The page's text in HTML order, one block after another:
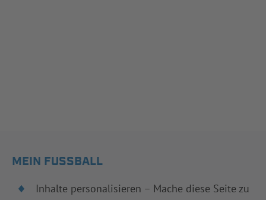
MEIN FUSSBALL
Inhalte personalisieren – Mache diese Seite zu